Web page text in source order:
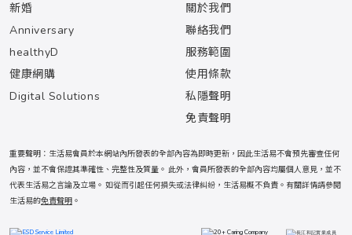
新婚
Anniversary
healthyD
健康網購
Digital Solutions
關於我們
聯絡我們
服務範圍
使用條款
私隱聲明
免責聲明
重要聲明：生活易會員於本網站內所發表的全部內容為即時更新，因此生活易不會預先審查任何
內容，並不會保證其準確性、完整性及質量。 此外，會員所發表的全部內容均屬個人意見，並不
代表生活易之言論及立場。 如從而引起任何損失或法律糾紛，生活易概不負責。有關詳情請參閱
生活易的免責聲明 。